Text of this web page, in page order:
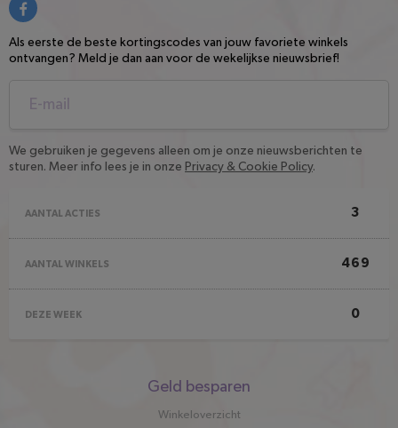
Als eerste de beste kortingscodes van jouw favoriete winkels
ontvangen? Meld je dan aan voor de wekelijkse nieuwsbrief!
We gebruiken je gegevens alleen om je onze nieuwsberichten te
sturen. Meer info lees je in onze Privacy & Cookie Policy.
AANTAL ACTIES 3
AANTAL WINKELS 469
DEZE WEEK 0
Geld besparen
Winkeloverzicht